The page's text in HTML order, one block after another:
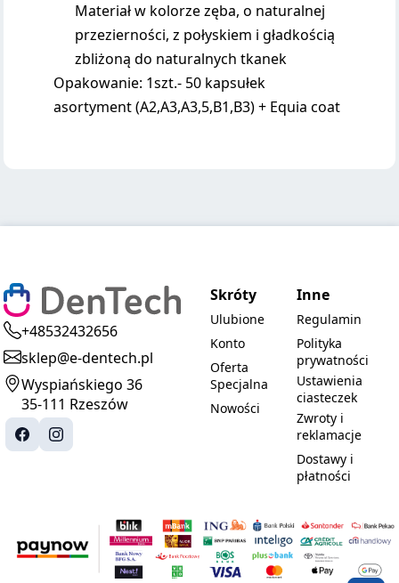
Materiał w kolorze zęba, o naturalnej
przezierności, z połyskiem i gładkością
zbliżoną do naturalnych tkanek
Opakowanie: 1szt.- 50 kapsułek
asortyment (A2,A3,A3,5,B1,B3) + Equia coat
+48532432656
sklep@e-dentech.pl
Wyspiańskiego 36
35-111 Rzeszów
Skróty
Ulubione
Konto
Oferta
Specjalna
Nowości
Inne
Regulamin
Polityka
prywatności
Ustawienia
ciasteczek
Zwroty i
reklamacje
Dostawy i
płatności